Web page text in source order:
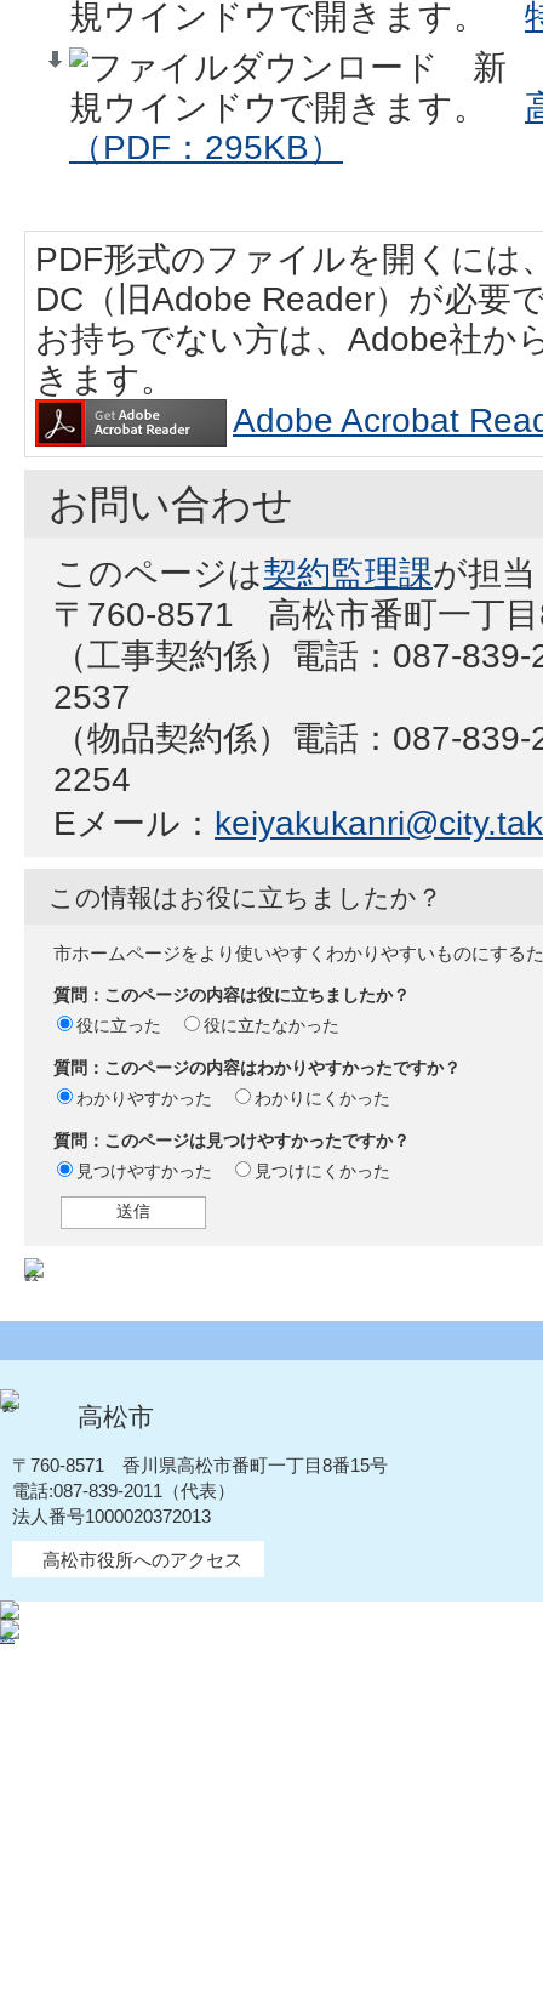
（PDF：295KB）
PDF形式のファイルを開くには
DC（旧Adobe Reader）が必要
お持ちでない方は、Adobe社か
きます。
Adobe Acrobat
お問い合わせ
このページは契約監理課が担
〒760-8571 高松市番町一丁
（工事契約係）電話：087-
2537
（物品契約係）電話：087-
2254
Eメール：
この情報はお役に立ちましたか？
市ホームページをより使いやすくわかりやすいものにする
質問：このページの内容は役に立ちましたか？
役に立った
役に立たなかった
質問：このページの内容はわかりやすかったですか？
わかりやすかった
わかりにくかった
質問：このページは見つけやすかったですか？
見つけやすかった
見つけにくかった
高松市
〒760-8571 香川県高松市番町一丁目8番15号
電話:087-839-2011（代表）
法人番号1000020372013
高松市役所へのアクセス